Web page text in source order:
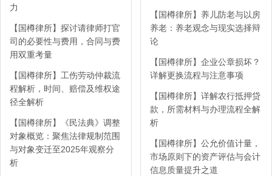
力
【国樽律所】探讨请律师打官
司的必要性与费用，合同与费
用双重考量
【国樽律所】工伤劳动仲裁流
程解析，时间、赔偿及维权途
径全解析
【国樽律所】《民法典》调整
对象概览：聚焦法律规制范围
与对象变迁至2025年观察分
析
【国樽律所】养儿防老与以房
养老：养老观念与现实选择辩
论
【国樽律所】企业公章损坏？
详解更换流程与注意事项
【国樽律所】详解农行抵押贷
款，所需材料与办理流程全解
析
【国樽律所】公允价值计量，
市场原则下的资产评估与会计
信息质量提升之道